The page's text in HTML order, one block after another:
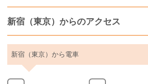
新宿（東京）からのアクセス
新宿（東京）から電車